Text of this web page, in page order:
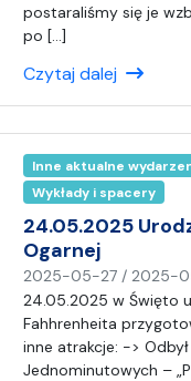
(
A
n
i
postaraliśmy się je
po […]
Czytaj dalej
Inne aktualne
Wykłady i spacery
24.05.2025
Ogarnej
2025-05-27 / 2025-
24.05.2025 w Święto
Fahhrenheita
inne atrakcje: ->
Jednominutowych –